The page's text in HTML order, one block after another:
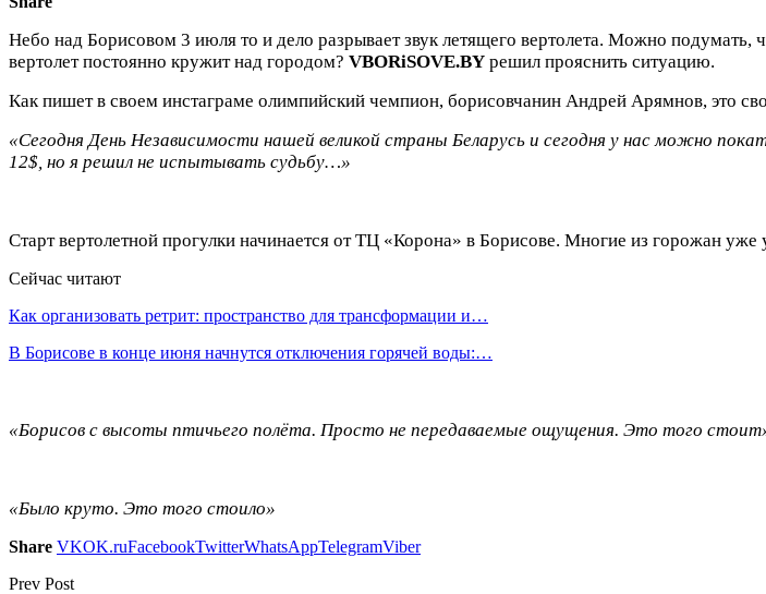
Небо над Борисовом 3 июля то и дело разрывает звук летящего вертолета. Можно подумать,
вертолет постоянно кружит над городом? VBORiSOVE.BY решил прояснить ситуацию.
Как пишет в своем инстаграме олимпийский чемпион, борисовчанин Андрей Арямнов, это
«Сегодня День Независимости нашей великой страны Беларусь и сегодня у нас можно
12$, но я решил не испытывать судьбу…»
Старт вертолетной прогулки начинается от ТЦ «Корона» в Борисове. Многие из горожан
Сейчас читают
Как организовать ретрит: пространство для трансформации и…
В Борисове в конце июня начнутся отключения горячей воды:…
«Борисов с высоты птичьего полёта. Просто не передаваемые ощущения. Это того
«Было круто. Это того стоило»
Share VKOK.ruFacebookTwitterWhatsAppTelegramViber
Prev Post